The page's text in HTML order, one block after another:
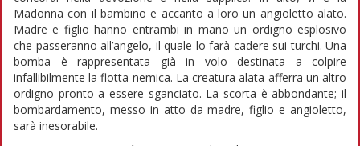
Madonna con il bambino e accanto a loro un angioletto alato.
Madre e figlio hanno entrambi in mano un ordigno esplosivo
che passeranno all’angelo, il quale lo farà cadere sui turchi. Una
bomba è rappresentata già in volo destinata a colpire
infallibilmente la flotta nemica. La creatura alata afferra un altro
ordigno pronto a essere sganciato. La scorta è abbondante; il
bombardamento, messo in atto da madre, figlio e angioletto,
sarà inesorabile.